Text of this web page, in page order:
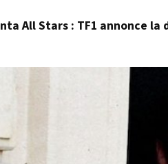
All Stars : TF1 annonce